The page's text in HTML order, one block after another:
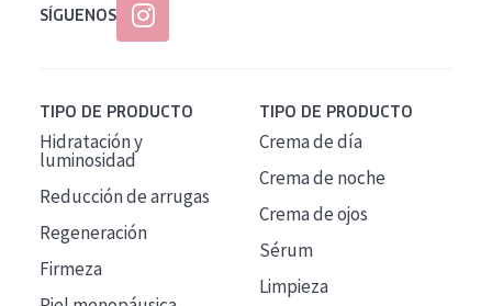
SÍGUENOS
TIPO DE PRODUCTO
Hidratación y
luminosidad
Reducción de arrugas
Regeneración
Firmeza
TIPO DE PRODUCTO
Crema de día
Crema de noche
Crema de ojos
Sérum
Limpieza